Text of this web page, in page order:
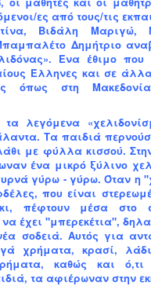
ες από τους/τις
Βιδάλη Μαριγώ,
Δημήτριο
Ένα έθιμο που
Έλληνες και σε
όπως στη
τα λεγόμενα
Τα παιδιά
με φύλλα κισσού.
ένα μικρό ξύλινο
γύρω - γύρω. Όταν η
που είναι
πέφτουν μέσα στο
έχει "μπερεκέτια",
σοδειά. Αυτός για
χρήματα, κρασί,
καθώς και ό,τι
τα αφιέρωναν στην